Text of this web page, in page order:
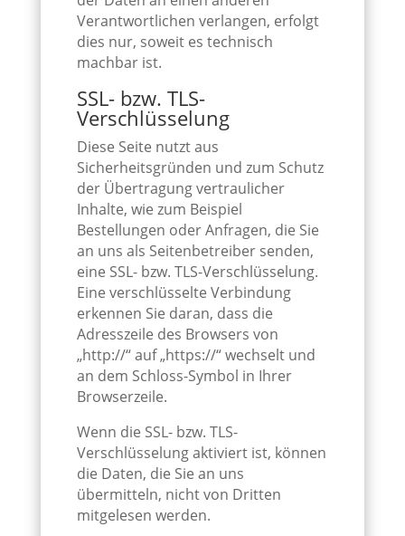
Verantwortlichen verlangen, erfolgt
dies nur, soweit es technisch
machbar ist.
SSL- bzw. TLS-
Verschlüsselung
Diese Seite nutzt aus
Sicherheitsgründen und zum Schutz
der Übertragung vertraulicher
Inhalte, wie zum Beispiel
Bestellungen oder Anfragen, die Sie
an uns als Seitenbetreiber senden,
eine SSL- bzw. TLS-Verschlüsselung.
Eine verschlüsselte Verbindung
erkennen Sie daran, dass die
Adresszeile des Browsers von
„http://“ auf „https://“ wechselt und
an dem Schloss-Symbol in Ihrer
Browserzeile.
Wenn die SSL- bzw. TLS-
Verschlüsselung aktiviert ist, können
die Daten, die Sie an uns
übermitteln, nicht von Dritten
mitgelesen werden.